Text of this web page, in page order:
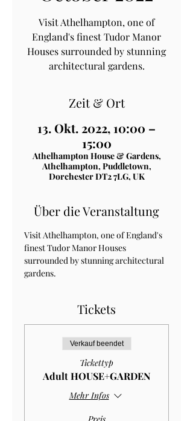
Visit Athelhampton, one of
England's finest Tudor Manor
Houses surrounded by stunning
architectural gardens.
Zeit & Ort
13. Okt. 2022, 10:00 –
15:00
Athelhampton House & Gardens,
Athelhampton, Puddletown,
Dorchester DT2 7LG, UK
Über die Veranstaltung
Visit Athelhampton, one of England's
finest Tudor Manor Houses
surrounded by stunning architectural
gardens.
Tickets
Verkauf beendet
Tickettyp
Adult HOUSE+GARDEN
Mehr Infos